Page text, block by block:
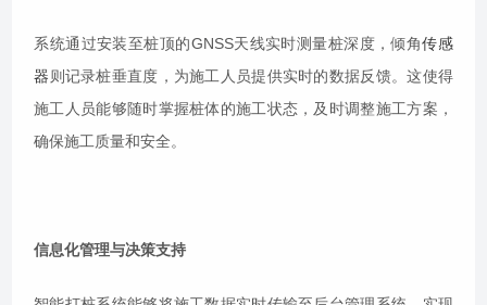
系统通过安装至桩顶的GNSS天线实时测量桩深度，倾角传感
器则记录桩垂直度，为施工人员提供实时的数据反馈。这使得
施工人员能够随时掌握桩体的施工状态，及时调整施工方案，
确保施工质量和安全。
信息化管理与决策支持